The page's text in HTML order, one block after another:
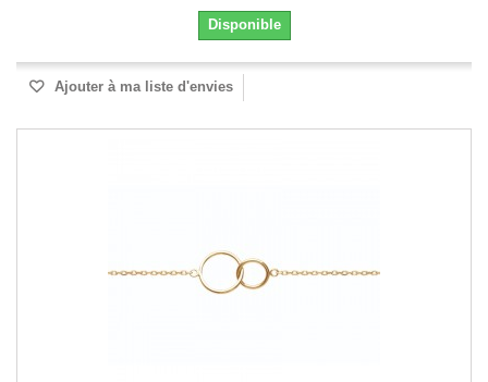
Disponible
Ajouter à ma liste d'envies